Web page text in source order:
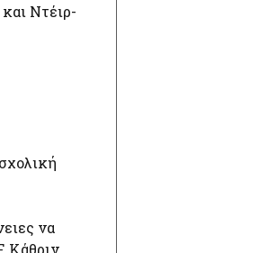
Ντέιρ-
να
Κάθριν